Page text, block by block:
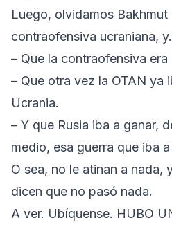
Luego, olvidamos Bakhmut
contraofensiva ucraniana,
– Que la contraofensiva era
– Que otra vez la OTAN ya
Ucrania.
– Y que Rusia iba a ganar,
medio, esa guerra que iba
O sea, no le atinan a nada,
dicen que no pasó nada.
A ver. Ubíquense. HUBO